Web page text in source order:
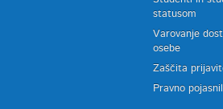
statusom
Varovanje
osebe
Zaščita
Pravno